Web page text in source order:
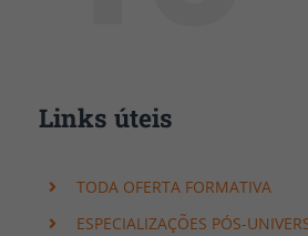
Links úteis
TODA OFERTA FORMATIVA
ESPECIALIZAÇÕES PÓS-